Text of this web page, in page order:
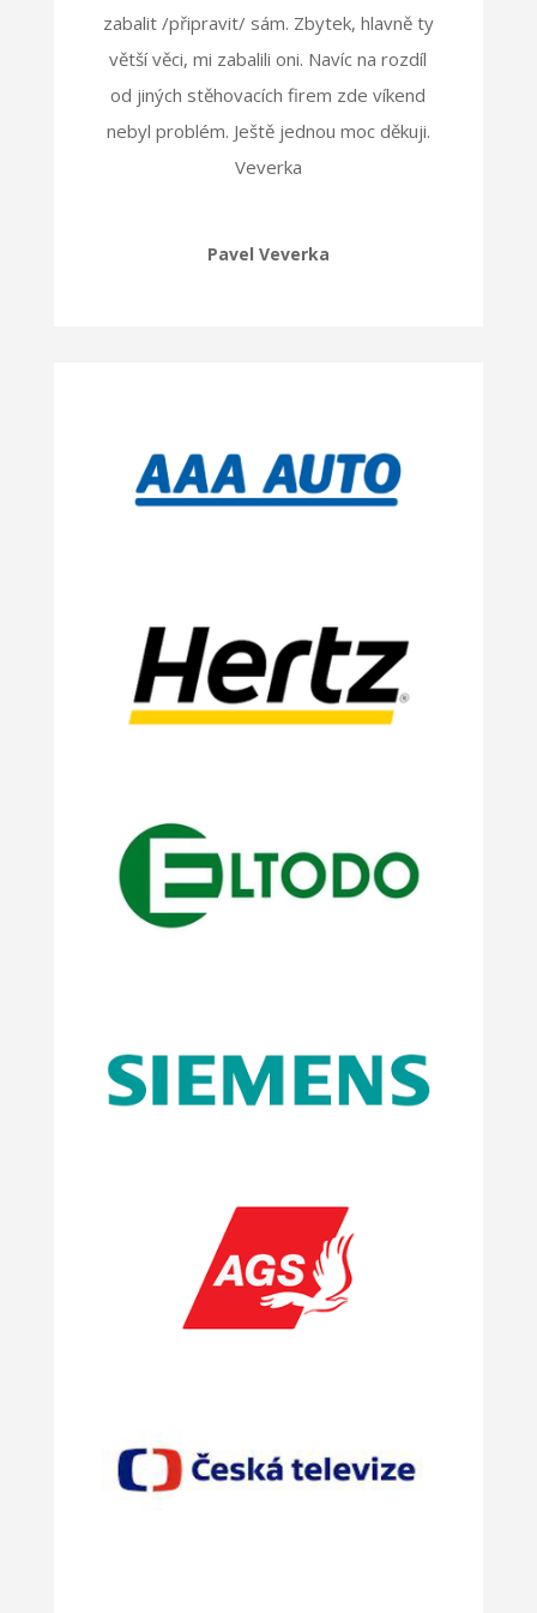
zabalit /připravit/ sám. Zbytek, hlavně ty
větší věci, mi zabalili oni. Navíc na rozdíl
od jiných stěhovacích firem zde víkend
nebyl problém. Ještě jednou moc děkuji.
Veverka
Pavel Veverka